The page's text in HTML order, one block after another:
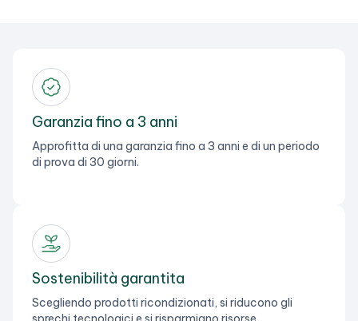
Garanzia fino a 3 anni
Approfitta di una garanzia fino a 3 anni e di un periodo
di prova di 30 giorni.
Sostenibilità garantita
Scegliendo prodotti ricondizionati, si riducono gli